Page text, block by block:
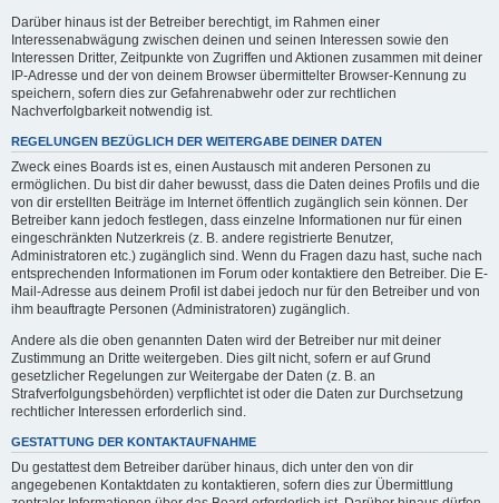
Darüber hinaus ist der Betreiber berechtigt, im Rahmen einer
Interessenabwägung zwischen deinen und seinen Interessen sowie den
Interessen Dritter, Zeitpunkte von Zugriffen und Aktionen zusammen mit deiner
IP-Adresse und der von deinem Browser übermittelter Browser-Kennung zu
speichern, sofern dies zur Gefahrenabwehr oder zur rechtlichen
Nachverfolgbarkeit notwendig ist.
REGELUNGEN BEZÜGLICH DER WEITERGABE DEINER DATEN
Zweck eines Boards ist es, einen Austausch mit anderen Personen zu
ermöglichen. Du bist dir daher bewusst, dass die Daten deines Profils und die
von dir erstellten Beiträge im Internet öffentlich zugänglich sein können. Der
Betreiber kann jedoch festlegen, dass einzelne Informationen nur für einen
eingeschränkten Nutzerkreis (z. B. andere registrierte Benutzer,
Administratoren etc.) zugänglich sind. Wenn du Fragen dazu hast, suche nach
entsprechenden Informationen im Forum oder kontaktiere den Betreiber. Die E-
Mail-Adresse aus deinem Profil ist dabei jedoch nur für den Betreiber und von
ihm beauftragte Personen (Administratoren) zugänglich.
Andere als die oben genannten Daten wird der Betreiber nur mit deiner
Zustimmung an Dritte weitergeben. Dies gilt nicht, sofern er auf Grund
gesetzlicher Regelungen zur Weitergabe der Daten (z. B. an
Strafverfolgungsbehörden) verpflichtet ist oder die Daten zur Durchsetzung
rechtlicher Interessen erforderlich sind.
GESTATTUNG DER KONTAKTAUFNAHME
Du gestattest dem Betreiber darüber hinaus, dich unter den von dir
angegebenen Kontaktdaten zu kontaktieren, sofern dies zur Übermittlung